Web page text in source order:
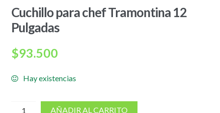
Cuchillo para chef Tramontina 12
Pulgadas
$93.500
Hay existencias
cantidad
AÑADIR AL CARRITO